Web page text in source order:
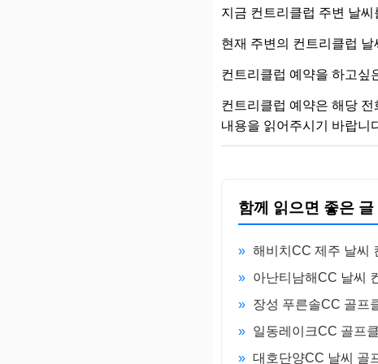
지금 컨트리클럽 주변 날씨
현재 주변의 컨트리클럽
컨트리클럽 예약을 하고싶
컨트리클럽 예약은 해당
내용을 읽어주시기 바랍니
함께 읽으면 좋은
» 해비치CC 제주 날씨
» 아난티남해CC 날씨
» 장성 푸른솔CC 골프
» 일동레이크CC 골프
» 대호단양CC 날씨 골